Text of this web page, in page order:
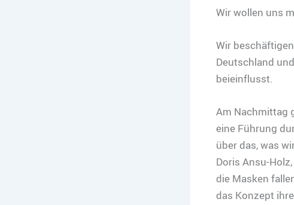
Wir wollen uns
Wir
Deutschland
beieinflusst.
Am Nachmittag
eine Führung
über das, was
Doris Ansu-
die Masken
das Konzept